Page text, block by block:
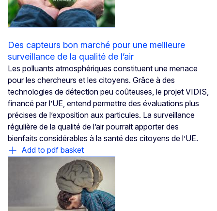
Des capteurs bon marché pour une meilleure
surveillance de la qualité de l’air
Les polluants atmosphériques constituent une menace
pour les chercheurs et les citoyens. Grâce à des
technologies de détection peu coûteuses, le projet VIDIS,
financé par l’UE, entend permettre des évaluations plus
précises de l’exposition aux particules. La surveillance
régulière de la qualité de l’air pourrait apporter des
bienfaits considérables à la santé des citoyens de l’UE.
Add to pdf basket